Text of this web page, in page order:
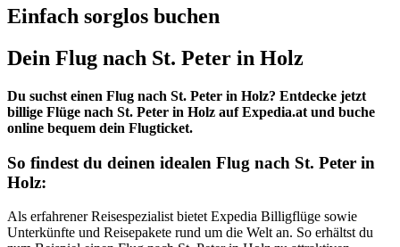
Einfach sorglos buchen
Dein Flug nach St. Peter in Holz
Du suchst einen Flug nach St. Peter in Holz? Entdecke jetzt
billige Flüge nach St. Peter in Holz auf Expedia.at und buche
online bequem dein Flugticket.
So findest du deinen idealen Flug nach St. Peter in
Holz:
Als erfahrener Reisespezialist bietet Expedia Billigflüge sowie
Unterkünfte und Reisepakete rund um die Welt an. So erhältst du